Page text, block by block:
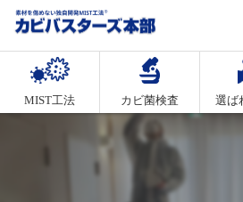
MIST工法 カビ菌検査 選ば